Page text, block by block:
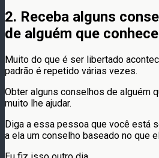
2. Receba alguns
de alguém que
Muito do que é ser libertado
padrão é repetido várias vezes.
Obter alguns conselhos de alguém
muito lhe ajudar.
Diga a essa pessoa que você está
a ela um conselho baseado no que